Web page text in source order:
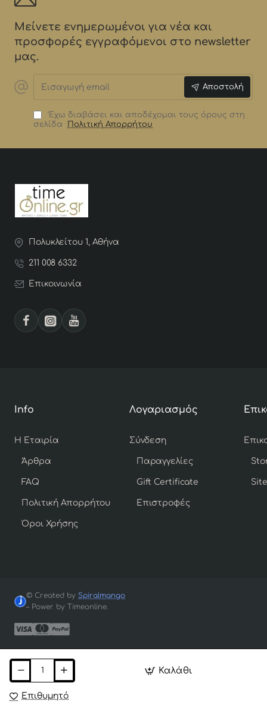
Καλάθι
Επιθυμητό
Μείνετε ενημερωμένοι για νέα και
προσφορές εγγραφόμενοι στο newsletter
μας.
email
Αποστολή
Έχω διαβάσει και αποδέχομαι τους όρους στη
σελίδα
Πολιτική Απορρήτου
Πολυκλείτου 1, Αθήνα
211 008 6332
Επικοινωνία
Info
Η Εταιρία
Άρθρα
FAQ
Πολιτική Απορρήτου
Όροι Χρήσης
Λογαριασμός
Σύνδεση
Παραγγελίες
Gift Certificate
Επιστροφές
© Created by Spiralmango
– Power by Timeonline.